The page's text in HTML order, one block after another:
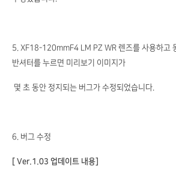
5. XF18-120mmF4 LM PZ WR 렌즈를 사용하고
반셔터를 누르면 미리보기 이미지가
몇 초 동안 정지되는 버그가 수정되었습니다.
6. 버그 수정
[ Ver.1.03 업데이트 내용]